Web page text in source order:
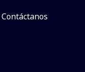
Contáctanos